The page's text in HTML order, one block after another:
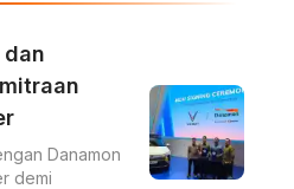
Danamon
demi